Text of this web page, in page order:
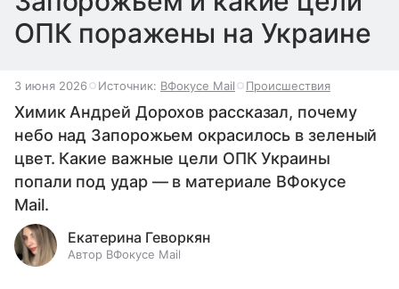
ОПК поражены на Украине
3 июня 2026 Источник: ВФокусе Mail Происшествия
Химик Андрей Дорохов рассказал, почему
небо над Запорожьем окрасилось в зеленый
цвет. Какие важные цели ОПК Украины
попали под удар — в материале ВФокусе
Mail.
Екатерина Геворкян
Автор ВФокусе Mail